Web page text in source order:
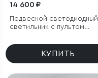
14 600 ₽
Подвесной светодиодный
светильник с пультом
КУПИТЬ